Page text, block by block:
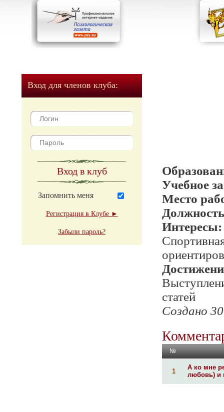
Вход для членов клуба:
Вход в клуб
Запомнить меня
Регистрация в Клубе ►
Забыли пароль?
Учебное
Место
Интересы:
статей
Создано
№
1
А ко мне
любовь) и